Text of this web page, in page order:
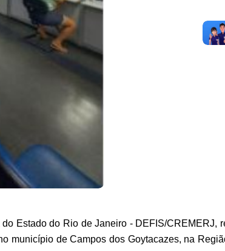
Estado do Rio de Janeiro - DEFIS/CREMERJ,
município de Campos dos Goytacazes, na